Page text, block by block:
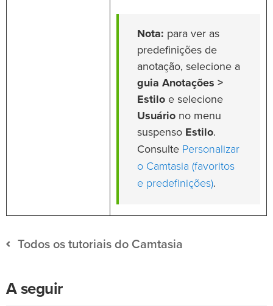
Nota: para ver as
predefinições de
anotação, selecione a
guia Anotações >
Estilo e selecione
Usuário no menu
suspenso Estilo.
Consulte Personalizar
o Camtasia (favoritos
e predefinições).
Todos os tutoriais do Camtasia
A seguir